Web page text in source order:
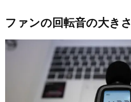
ファンの回転音の大きさ